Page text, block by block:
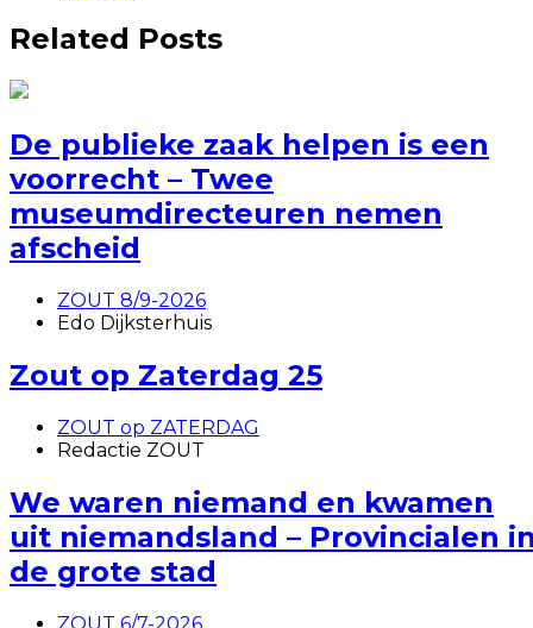
Related Posts
De publieke zaak helpen is een
voorrecht – Twee
museumdirecteuren nemen
afscheid
ZOUT 8/9-2026
Edo Dijksterhuis
Zout op Zaterdag 25
ZOUT op ZATERDAG
Redactie ZOUT
We waren niemand en kwamen
uit niemandsland – Provincialen
de grote stad
ZOUT 6/7-2026